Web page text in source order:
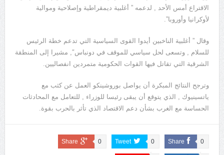
الاقتراع أمس الأحد , لدعمه ” أغلبية ديمقراطية وإصلاحية وموالية
لأوكرانيا وأوروبا”.
وقال ” أغلبية الناخبين أيدوا القوى السياسية التي تدعم خطة الرئيس
للسلام , وتسعى لحل سياسي للموقف في دونباس″, مشيرا إلى المنطقة
الشرقية التي تقاتل فيها القوات الحكومية متمردين انفصاليين.
وترجح النتائج المبكرة أن يواصل بوروشينكو العمل عن كثب مع
ياتسينيوك , الذي يتوقع أن يبقى رئيسا للوزراء , للتعامل مع المحادثات
الحساسة مع الغرب بشأن دعم الاقتصاد الذي تأثر بالحرب بقوة.
Share 0
Tweet 0
Share 0